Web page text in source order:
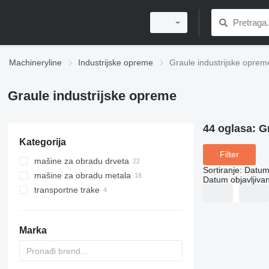
Machineryline Industrijske opreme Graule industrijske
Graule industrijske opreme
Kategorija
mašine za obradu drveta
testere za drvo
kružne testere
klatne testere
mašine za obradu metala
cirkulari za metal
transportne trake
Marka
44 oglasa:
Filter
Sortiranje:
Datum